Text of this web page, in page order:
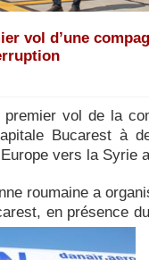
vol d’une
premier vol de la
Bucarest à
vers la Syrie
roumaine a
en présence